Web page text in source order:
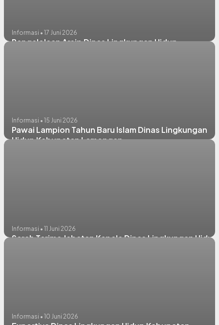
Informasi • 17 Juni 2026
Pengelolaan Arsip Dinas Lingkungan Hidup
Informasi • 15 Juni 2026
Pawai Lampion Tahun Baru Islam Dinas Lingkungan
Hidup Kabupaten Lamongan
Informasi • 11 Juni 2026
Serah Terima Jabatan Kepala Dinas Lingkungan Hidup
Informasi • 10 Juni 2026